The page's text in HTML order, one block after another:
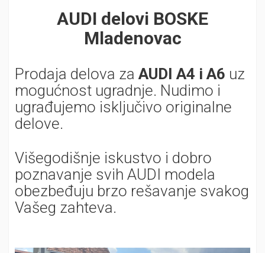
AUDI delovi BOSKE
Mladenovac
Prodaja delova za AUDI A4 i A6 uz
mogućnost ugradnje. Nudimo i
ugrađujemo isključivo originalne
delove.
Višegodišnje iskustvo i dobro
poznavanje svih AUDI modela
obezbeđuju brzo rešavanje svakog
Vašeg zahteva.